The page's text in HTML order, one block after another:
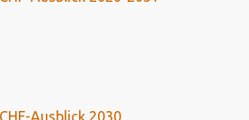
Ausblick 2030